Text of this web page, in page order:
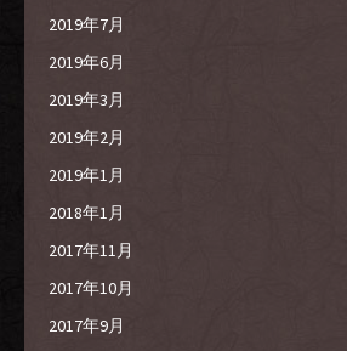
2019年7月
2019年6月
2019年3月
2019年2月
2019年1月
2018年1月
2017年11月
2017年10月
2017年9月